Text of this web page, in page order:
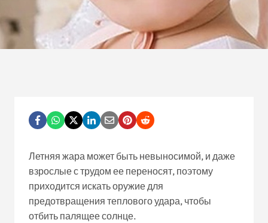
Летняя жара может быть невыносимой, и даже
взрослые с трудом ее переносят, поэтому
приходится искать оружие для
предотвращения теплового удара, чтобы
отбить палящее солнце.